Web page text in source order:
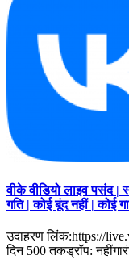
वीके वीडियो लाइव पसंद |
गति | कोई बूंद नहीं | कोई
उदाहरण लिंक:https://
दिन 500 तकड्रॉप: